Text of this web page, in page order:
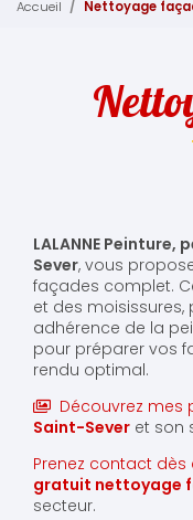
Accueil Nettoyage
LALANNE
Sever, vous
façades complet.
et des
adhérence de la
pour préparer vos
rendu optimal.
Découvrez mes
Saint-Sever et son
Prenez contact dès
gratuit nettoyage
secteur.